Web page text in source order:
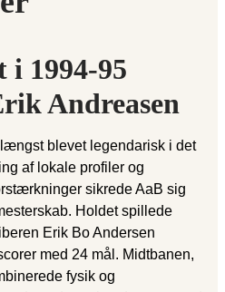
i 1994-95
Andreasen
blevet legendarisk i det
af lokale profiler og
sikrede AaB sig
Holdet spillede
Erik Bo Andersen
med 24 mål. Midtbanen,
fysik og